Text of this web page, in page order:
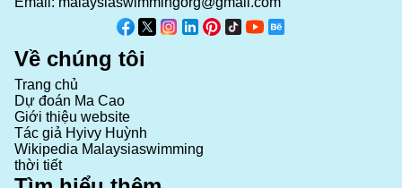
Về chúng tôi
Trang chủ
Dự đoán Ma Cao
Giới thiệu website
Tác giả Hyivy Huỳnh
Wikipedia Malaysiaswimming
thời tiết